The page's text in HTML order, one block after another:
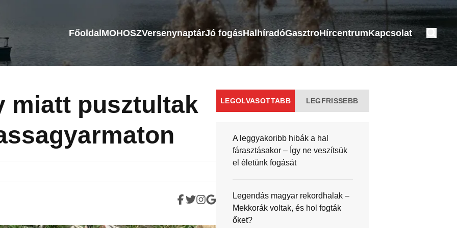
FőoldalMOHOSZVersenynaptárJó fogásHalhíradóGasztroHírcentrumKapcsolat
miatt pusztultak
LEGOLVASOTTABB LEGFRISSEBB
A leggyakoribb hibák a hal
fárasztásakor – Így ne veszítsük
el életünk fogását
Legendás magyar rekordhalak –
Mekkorák voltak, és hol fogták
őket?